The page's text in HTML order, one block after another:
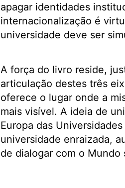
apagar identidades
internacionalização é
universidade deve ser
A força do livro reside,
articulação destes três
oferece o lugar onde a
mais visível. A ideia de
Europa das
universidade enraizada,
de dialogar com o